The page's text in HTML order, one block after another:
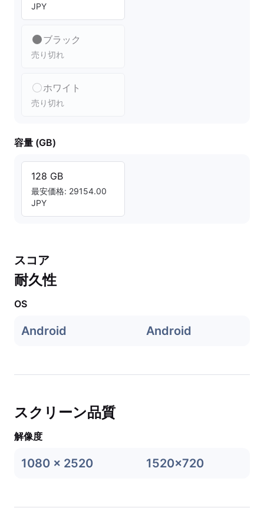
JPY
ブラック
売り切れ
ホワイト
売り切れ
容量 (GB)
128 GB
最安価格: 29154.00
JPY
スコア
耐久性
OS
Android Android
スクリーン品質
解像度
1080 x 2520 1520x720